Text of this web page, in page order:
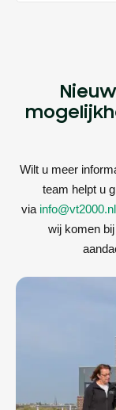
Wilt u meer
team helpt u
via info@vt2000.nl
wij komen